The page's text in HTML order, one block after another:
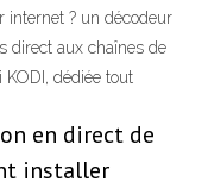
internet ? un décodeur
direct aux chaînes de
dédiée tout
en direct de
installer